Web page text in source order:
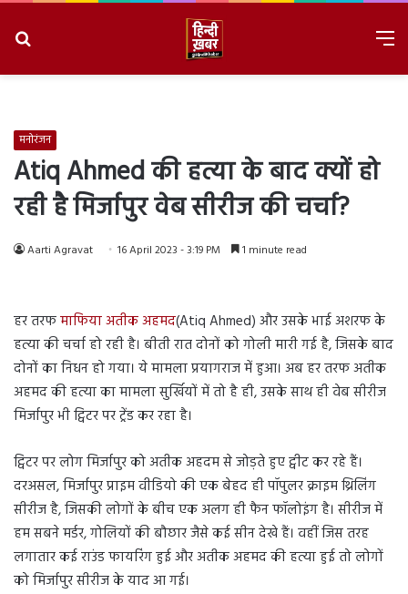
मनोरंजन
Atiq Ahmed की हत्या के बाद क्यों हो
रही है मिर्जापुर वेब सीरीज की चर्चा?
Aarti Agravat 16 April 2023 - 3:19 PM 1 minute read
हर तरफमाफिया अतीक अहमद(Atiq Ahmed) और उसके भाई अशरफ के
हत्या की चर्चा हो रही है। बीती रात दोनों को गोली मारी गई है, जिसके बाद
दोनों का निधन हो गया। ये मामला प्रयागराज में हुआ। अब हर तरफ अतीक
अहमद की हत्या का मामला सुर्खियों में तो है ही, उसके साथ ही वेब सीरीज
मिर्जापुर भी ट्विटर पर ट्रेंड कर रहा है।
ट्विटर पर लोग मिर्जापुर को अतीक अहदम से जोड़ते हुए ट्वीट कर रहे हैं।
दरअसल, मिर्जापुर प्राइम वीडियो की एक बेहद ही पॉपुलर क्राइम थ्रिलिंग
सीरीज है, जिसकी लोगों के बीच एक अलग ही फैन फॉलोइंग है। सीरीज में
हम सबने मर्डर, गोलियों की बौछार जैसे कई सीन देखे हैं। वहीं जिस तरह
लगातार कई राउंड फायरिंग हुई और अतीक अहमद की हत्या हुई तो लोगों
को मिर्जापुर सीरीज के याद आ गई।